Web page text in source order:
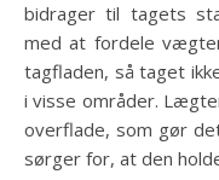
bidrager til tagets
med at fordele
tagfladen, så taget
i visse områder.
overflade, som gør
sørger for, at den